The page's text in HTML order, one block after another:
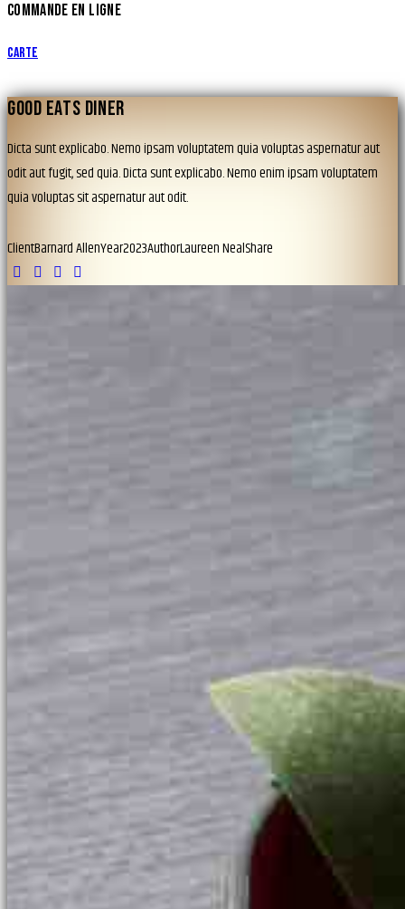
COMMANDE EN LIGNE
Carte
GOOD EATS DINER
Dicta sunt explicabo. Nemo ipsam voluptatem quia voluptas aspernatur aut
odit aut fugit, sed quia. Dicta sunt explicabo. Nemo enim ipsam voluptatem
quia voluptas sit aspernatur aut odit.
ClientBarnard AllenYear2023AuthorLaureen NealShare